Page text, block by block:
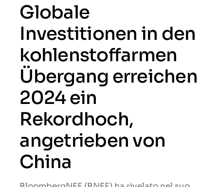
Globale
Investitionen in den
kohlenstoffarmen
Übergang erreichen
2024 ein
Rekordhoch,
angetrieben von
China